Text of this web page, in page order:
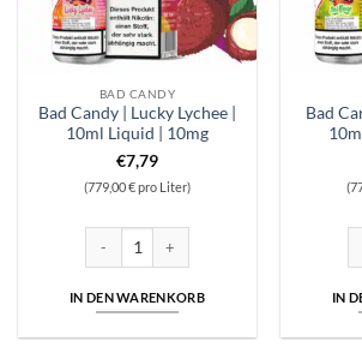
BAD CANDY
Bad Candy | Lucky Lychee |
10ml Liquid | 10mg
€7,79
(779,00 € pro Liter)
Bad Candy | Lucky Lychee | 10ml Liquid |
IN DEN WARENKORB
Bad
IN